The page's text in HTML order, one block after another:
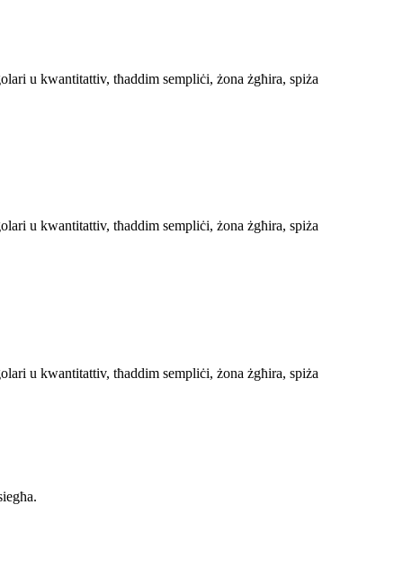
u kwantitattiv, tħaddim sempliċi, żona żgħira, spiża
u kwantitattiv, tħaddim sempliċi, żona żgħira, spiża
u kwantitattiv, tħaddim sempliċi, żona żgħira, spiża